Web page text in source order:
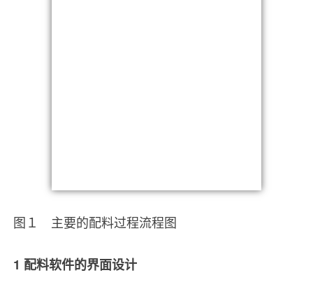
图１ 主要的配料过程流程图
1 配料软件的界面设计